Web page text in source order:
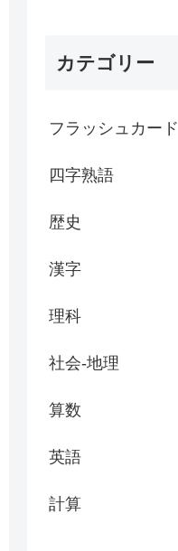
カテゴリー
フラッシュカード
四字熟語
歴史
漢字
理科
社会-地理
算数
英語
計算